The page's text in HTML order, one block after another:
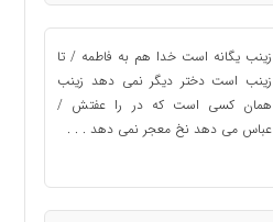
زینب یگانه است خدا هم به فاطمه / تا
زینب است دختر دیگر نمی دهد زینب
همان کسی است که در را عفتش /
عباس می دهد نخ معجر نمی دهد . . .